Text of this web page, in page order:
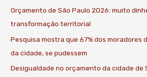
Orçamento de São Paulo 2026: muito
transformação territorial
Pesquisa mostra que 67% dos moradores
da cidade, se pudessem
Desigualdade no orçamento da cidade de